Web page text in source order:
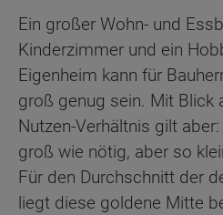
Ein großer Wohn- und
Kinderzimmer und ein
Eigenheim kann für
groß genug sein. Mit Blick
Nutzen-Verhältnis gilt
groß wie nötig, aber so
Für den Durchschnitt der
liegt diese goldene Mitte